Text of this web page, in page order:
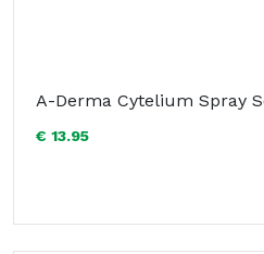
A-Derma Cytelium Spray
€ 13.95